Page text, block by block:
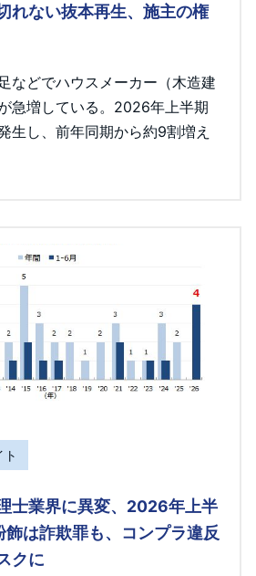
ない抜本再生、施主の権
などでハウスメーカー（木造建
急増している。2026年上半期
生し、前年同期から約9割増え
士業界に異変、2026年上半
は詐欺罪も、コンプラ違反
クに